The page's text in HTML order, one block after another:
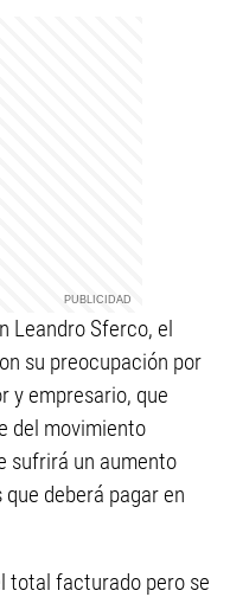
Leandro Sferco, el
su preocupación por
y empresario, que
del movimiento
sufrirá un aumento
deberá pagar en
total facturado pero se